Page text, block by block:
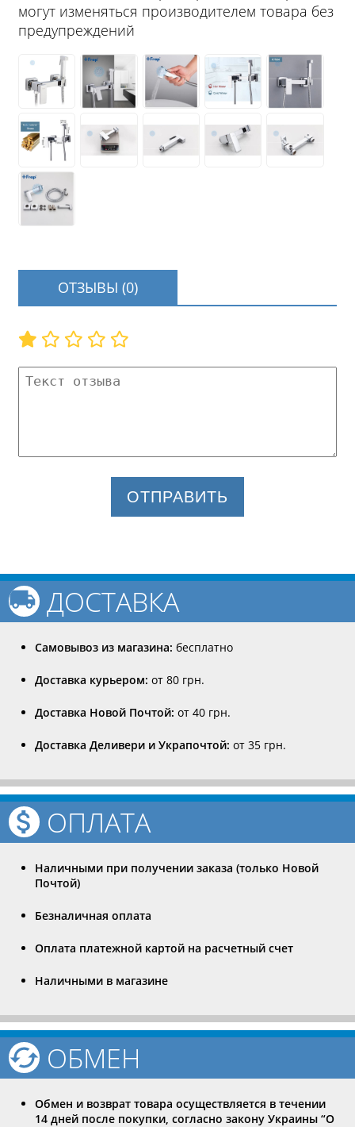
могут изменяться производителем товара без
предупреждений
ОТЗЫВЫ (0)
ОТПРАВИТЬ
ДОСТАВКА
Самовывоз из магазина: бесплатно
Доставка курьером: от 80 грн.
Доставка Новой Почтой: от 40 грн.
Доставка Деливери и Украпочтой: от 35 грн.
ОПЛАТА
Наличными при получении заказа (только Новой
Почтой)
Безналичная оплата
Оплата платежной картой на расчетный счет
Наличными в магазине
ОБМЕН
Обмен и возврат товара осуществляется в течении
14 дней после покупки, согласно закону Украины “О